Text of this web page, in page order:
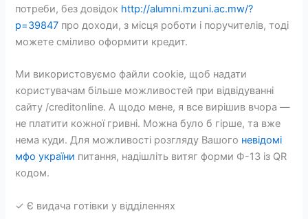
потреби, без довідок http://alumni.mzuni.ac.mw/?
p=39847 про доходи, з місця роботи і поручителів, тоді
можете сміливо оформити кредит.
Ми використовуємо файли cookie, щоб надати
користувачам більше можливостей при відвідуванні
сайту /creditonline. А щодо мене, я все вирішив вчора —
не платити кожної гривні. Можна було б гірше, та вже
нема куди. Для можливості розгляду Вашого невідомі
мфо україни питання, надішліть витяг форми Ф-13 із QR
кодом.
✓ Є видача готівки у відділеннях